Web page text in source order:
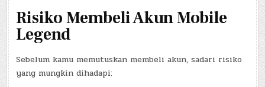
Risiko Membeli Akun Mobile
Legend
Sebelum kamu memutuskan membeli akun, sadari risiko
yang mungkin dihadapi: